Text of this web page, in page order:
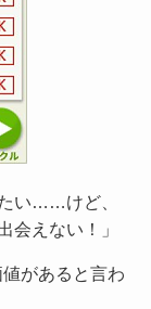
い……けど、
会えない！」
があると言わ